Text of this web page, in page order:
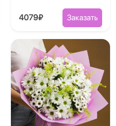
4079₽ Заказать